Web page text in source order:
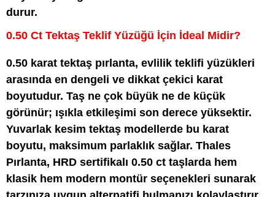
durur.
0.50 Ct Tektaş Teklif Yüzüğü İçin İdeal Midir?
0.50 karat tektaş pırlanta, evlilik teklifi yüzükleri
arasında en dengeli ve dikkat çekici karat
boyutudur. Taş ne çok büyük ne de küçük
görünür; ışıkla etkileşimi son derece yüksektir.
Yuvarlak kesim tektaş modellerde bu karat
boyutu, maksimum parlaklık sağlar. Thales
Pırlanta, HRD sertifikalı 0.50 ct taşlarda hem
klasik hem modern montür seçenekleri sunarak